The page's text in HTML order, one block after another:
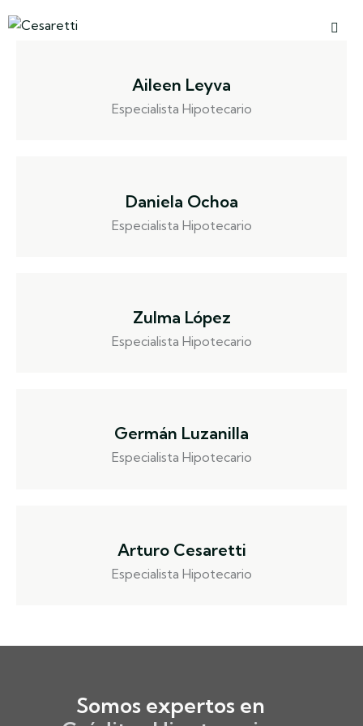
Aileen Leyva
Especialista Hipotecario
Daniela Ochoa
Especialista Hipotecario
Zulma López
Especialista Hipotecario
Germán Luzanilla
Especialista Hipotecario
Arturo Cesaretti
Especialista Hipotecario
Somos expertos en ​